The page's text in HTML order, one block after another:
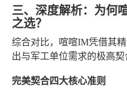
三、深度解析：为何
之选？
综合对比，喧喧IM凭借其
出与军工单位需求的极高契
完美契合四大核心准则